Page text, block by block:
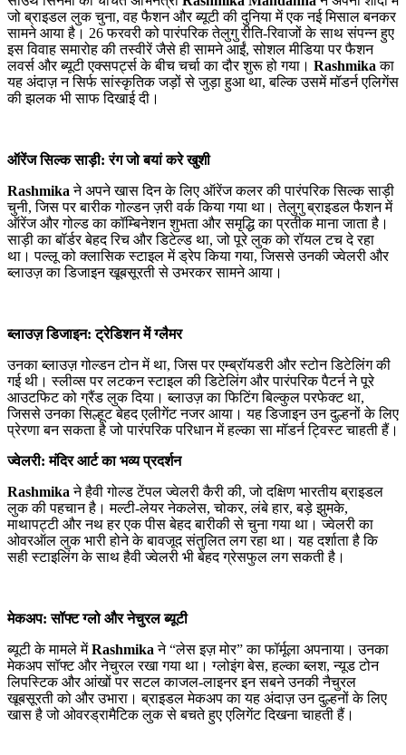
जो ब्राइडल लुक चुना, वह फैशन और ब्यूटी की दुनिया में एक नई मिसाल बनकर
सामने आया है। 26 फरवरी को पारंपरिक तेलुगु रीति-रिवाजों के साथ संपन्न हुए
इस विवाह समारोह की तस्वीरें जैसे ही सामने आईं, सोशल मीडिया पर फैशन
लवर्स और ब्यूटी एक्सपर्ट्स के बीच चर्चा का दौर शुरू हो गया। Rashmika का
यह अंदाज़ न सिर्फ सांस्कृतिक जड़ों से जुड़ा हुआ था, बल्कि उसमें मॉडर्न एलिगेंस
की झलक भी साफ दिखाई दी।
ऑरेंज सिल्क साड़ी: रंग जो बयां करे खुशी
Rashmika ने अपने खास दिन के लिए ऑरेंज कलर की पारंपरिक सिल्क साड़ी
चुनी, जिस पर बारीक गोल्डन ज़री वर्क किया गया था। तेलुगु ब्राइडल फैशन में
ऑरेंज और गोल्ड का कॉम्बिनेशन शुभता और समृद्धि का प्रतीक माना जाता है।
साड़ी का बॉर्डर बेहद रिच और डिटेल्ड था, जो पूरे लुक को रॉयल टच दे रहा
था। पल्लू को क्लासिक स्टाइल में ड्रेप किया गया, जिससे उनकी ज्वेलरी और
ब्लाउज़ का डिजाइन खूबसूरती से उभरकर सामने आया।
ब्लाउज़ डिजाइन: ट्रेडिशन में ग्लैमर
उनका ब्लाउज़ गोल्डन टोन में था, जिस पर एम्ब्रॉयडरी और स्टोन डिटेलिंग की
गई थी। स्लीव्स पर लटकन स्टाइल की डिटेलिंग और पारंपरिक पैटर्न ने पूरे
आउटफिट को ग्रैंड लुक दिया। ब्लाउज़ का फिटिंग बिल्कुल परफेक्ट था,
जिससे उनका सिल्हूट बेहद एलीगेंट नजर आया। यह डिजाइन उन दुल्हनों के लिए
प्रेरणा बन सकता है जो पारंपरिक परिधान में हल्का सा मॉडर्न ट्विस्ट चाहती हैं।
ज्वेलरी: मंदिर आर्ट का भव्य प्रदर्शन
Rashmika ने हैवी गोल्ड टेंपल ज्वेलरी कैरी की, जो दक्षिण भारतीय ब्राइडल
लुक की पहचान है। मल्टी-लेयर नेकलेस, चोकर, लंबे हार, बड़े झुमके,
माथापट्टी और नथ हर एक पीस बेहद बारीकी से चुना गया था। ज्वेलरी का
ओवरऑल लुक भारी होने के बावजूद संतुलित लग रहा था। यह दर्शाता है कि
सही स्टाइलिंग के साथ हैवी ज्वेलरी भी बेहद ग्रेसफुल लग सकती है।
मेकअप: सॉफ्ट ग्लो और नेचुरल ब्यूटी
ब्यूटी के मामले मेंRashmika ने “लेस इज़ मोर” का फॉर्मूला अपनाया। उनका
मेकअप सॉफ्ट और नेचुरल रखा गया था। ग्लोइंग बेस, हल्का ब्लश, न्यूड टोन
लिपस्टिक और आंखों पर सटल काजल-लाइनर इन सबने उनकी नैचुरल
खूबसूरती को और उभारा। ब्राइडल मेकअप का यह अंदाज़ उन दुल्हनों के लिए
खास है जो ओवरड्रामैटिक लुक से बचते हुए एलिगेंट दिखना चाहती हैं।